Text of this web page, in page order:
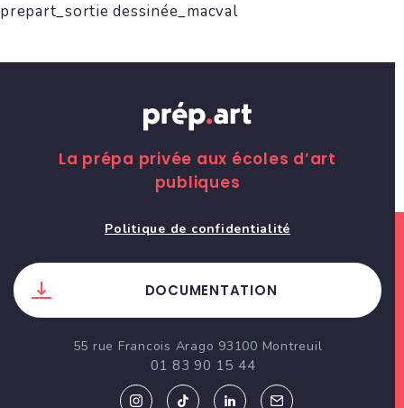
prepart_sortie dessinée_macval
La prépa privée aux écoles d’art
publiques
Politique de confidentialité
DOCUMENTATION
55 rue Francois Arago 93100 Montreuil
01 83 90 15 44